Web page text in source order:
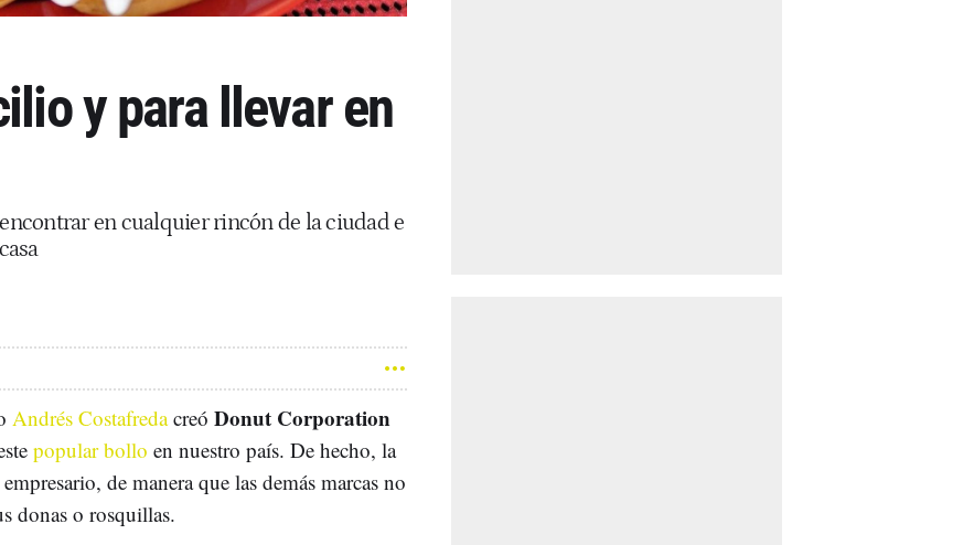
y para llevar en
en cualquier rincón de la ciudad e
Andrés Costafredacreó Donut Corporation
popular bollo en nuestro país. De hecho, la
de manera que las demás marcas no
donas o rosquillas.